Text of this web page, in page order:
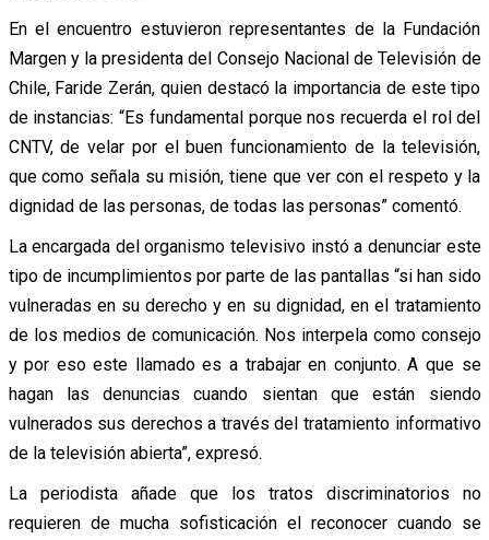
En el encuentro estuvieron representantes de la Fundación
Margen y la presidenta del Consejo Nacional de Televisión de
Chile, Faride Zerán, quien destacó la importancia de este tipo
de instancias: “Es fundamental porque nos recuerda el rol del
CNTV, de velar por el buen funcionamiento de la televisión,
que como señala su misión, tiene que ver con el respeto y la
dignidad de las personas, de todas las personas” comentó.
La encargada del organismo televisivo instó a denunciar este
tipo de incumplimientos por parte de las pantallas “si han sido
vulneradas en su derecho y en su dignidad, en el tratamiento
de los medios de comunicación. Nos interpela como consejo
y por eso este llamado es a trabajar en conjunto. A que se
hagan las denuncias cuando sientan que están siendo
vulnerados sus derechos a través del tratamiento informativo
de la televisión abierta”, expresó.
La periodista añade que los tratos discriminatorios no
requieren de mucha sofisticación el reconocer cuando se